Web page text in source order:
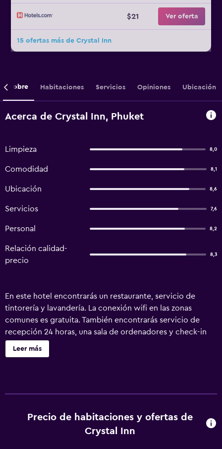
$21 Ver oferta
15 ofertas más de Crystal Inn
Sobre Habitaciones Servicios Opiniones Ubicación
Acerca de Crystal Inn, Phuket
Limpieza 8,0
Comodidad 8,1
Ubicación 8,6
Servicios 7,6
Personal 8,2
Relación calidad-
precio
8,3
En este hotel encontrarás un restaurante, servicio de
tintorería y lavandería. La conexión wifi en las zonas
comunes es gratuita. También encontrarás servicio de
recepción 24 horas, una sala de ordenadores y check-in
exprés. Crystal Inn Phuket ofrece 54 alojamientos con aire
acondicionado, minibar y caja fuerte. Se ofrece televisión
negocios incluyen escritorio y teléfono. Se ofrece servicio
de limpieza todos los días y es posible solicitar secador de
Leer más
Precio de habitaciones y ofertas de
Crystal Inn